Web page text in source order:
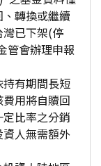
轉換或繼續
已下架(停
管會辦理申報
有期間長短
用將自贖回
比率之分銷
人無需額外